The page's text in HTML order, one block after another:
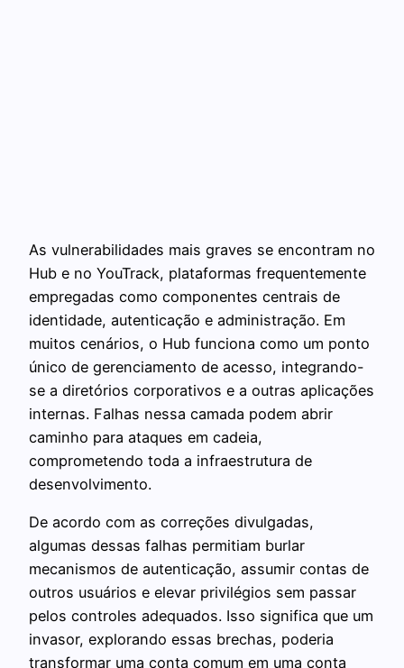
As vulnerabilidades mais graves se encontram no
Hub e no YouTrack, plataformas frequentemente
empregadas como componentes centrais de
identidade, autenticação e administração. Em
muitos cenários, o Hub funciona como um ponto
único de gerenciamento de acesso, integrando-
se a diretórios corporativos e a outras aplicações
internas. Falhas nessa camada podem abrir
caminho para ataques em cadeia,
comprometendo toda a infraestrutura de
desenvolvimento.
De acordo com as correções divulgadas,
algumas dessas falhas permitiam burlar
mecanismos de autenticação, assumir contas de
outros usuários e elevar privilégios sem passar
pelos controles adequados. Isso significa que um
invasor, explorando essas brechas, poderia
transformar uma conta comum em uma conta